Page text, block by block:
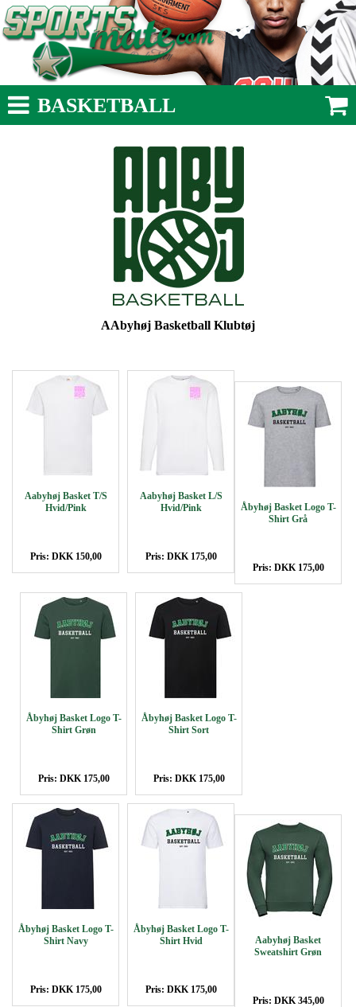
BASKETBALL
AAbyhøj Basketball Klubtøj
Aabyhøj Basket T/S
Hvid/Pink
Pris: DKK 150,00
Aabyhøj Basket L/S
Hvid/Pink
Pris: DKK 175,00
Åbyhøj Basket Logo T-
Shirt Grå
Pris: DKK 175,00
Åbyhøj Basket Logo T-
Shirt Grøn
Pris: DKK 175,00
Åbyhøj Basket Logo T-
Shirt Sort
Pris: DKK 175,00
Åbyhøj Basket Logo T-
Shirt Navy
Pris: DKK 175,00
Åbyhøj Basket Logo T-
Shirt Hvid
Pris: DKK 175,00
Aabyhøj Basket
Sweatshirt Grøn
Pris: DKK 345,00